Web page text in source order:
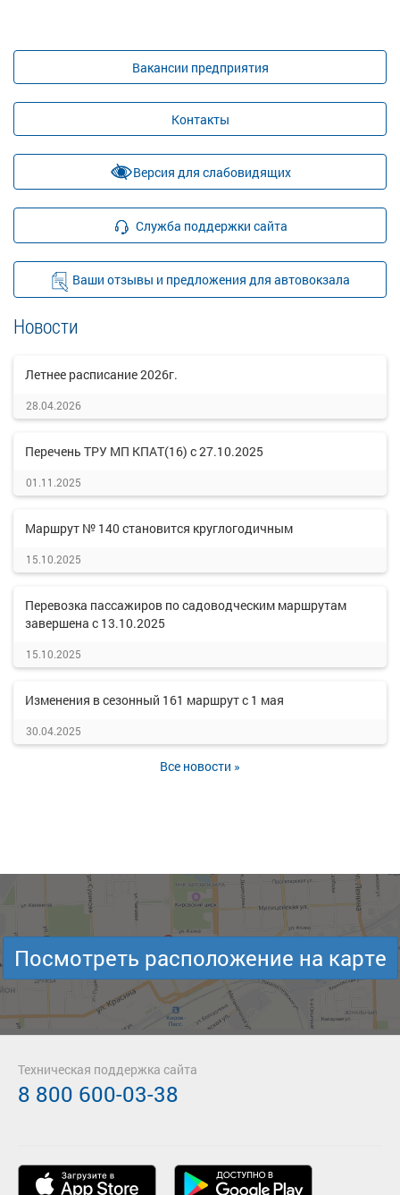
Вакансии предприятия
Контакты
Версия для слабовидящих
Служба поддержки сайта
Ваши отзывы и предложения для автовокзала
Новости
Летнее расписание 2026г.
28.04.2026
Перечень ТРУ МП КПАТ(16) с 27.10.2025
01.11.2025
Маршрут № 140 становится круглогодичным
15.10.2025
Перевозка пассажиров по садоводческим маршрутам
завершена с 13.10.2025
15.10.2025
Изменения в сезонный 161 маршрут с 1 мая
30.04.2025
Все новости »
Посмотреть расположение на карте
Техническая поддержка сайта
8 800 600-03-38